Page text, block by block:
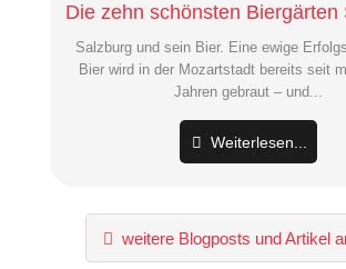
Die zehn schönsten Biergärten
Salzburg und sein Bier. Eine ewige
Bier wird in der Mozartstadt bereits seit
Jahren gebraut – und...
Weiterlesen...
weitere Blogposts und Artikel